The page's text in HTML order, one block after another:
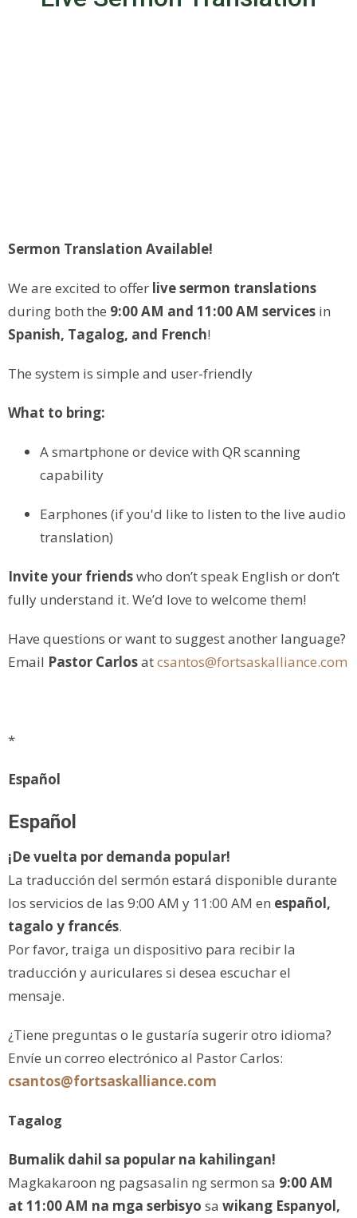
Sermon Translation Available!
We are excited to offer live sermon translations
during both the 9:00 AM and 11:00 AM services in
Spanish, Tagalog, and French!
The system is simple and user-friendly
What to bring:
A smartphone or device with QR scanning
capability
Earphones (if you'd like to listen to the live audio
translation)
Invite your friendswho don’t speak English or don’t
fully understand it. We’d love to welcome them!
Have questions or want to suggest another language?
Email Pastor Carlosatcsantos@fortsaskalliance.com
*
Español
Español
¡De vuelta por demanda popular!
La traducción del sermón estará disponible durante
los servicios de las 9:00 AM y 11:00 AM en español,
tagalo y francés.
Por favor, traiga un dispositivo para recibir la
traducción y auriculares si desea escuchar el
mensaje.
¿Tiene preguntas o le gustaría sugerir otro idioma?
Envíe un correo electrónico al Pastor Carlos:
csantos@fortsaskalliance.com
Tagalog
Bumalik dahil sa popular na kahilingan!
Magkakaroon ng pagsasalin ng sermon sa 9:00 AM
at 11:00 AM na mga serbisyo sa wikang Espanyol,